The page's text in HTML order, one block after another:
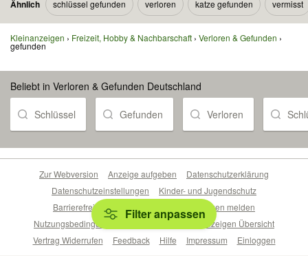
Ähnlich schlüssel gefunden verloren katze gefunden vermisst
Kleinanzeigen Freizeit, Hobby & Nachbarschaft Verloren & Gefunden
gefunden
Beliebt in Verloren & Gefunden Deutschland
Schlüssel Gefunden Verloren
Filter anpassen
Zur Webversion Anzeige aufgeben
Datenschutzerklärung
Datenschutzeinstellungen
Kinder- und Jugendschutz
Barrierefreiheitserklärung
Sicherheitslücken melden
Nutzungsbedingungen
Beliebte Suchen
Anzeigen Übersicht
Vertrag Widerrufen
Feedback Hilfe Impressum Einloggen